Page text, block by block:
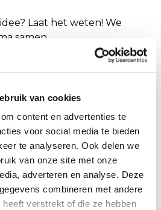
van cookies
content en advertenties te
voor social media te bieden
te analyseren. Ook delen we
van onze site met onze
adverteren en analyse. Deze
combineren met andere
verstrekt of die ze hebben
Laat het weten! We
samen.
van 18 tot 35 jaar (je
mogen de eerste keer mee)
in Sporthal Oudendijk,
Woubrugge
een drankje